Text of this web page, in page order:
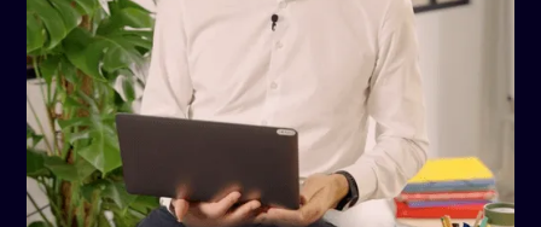
Ce format est idéal pour vos projets de
communication institutionnelle
, vos actions de
communication interneou pour des événements
hybrides qui s’adressent à des publics diversifiés.